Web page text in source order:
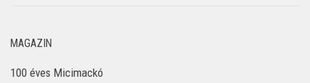
MAGAZIN
100 éves Micimackó